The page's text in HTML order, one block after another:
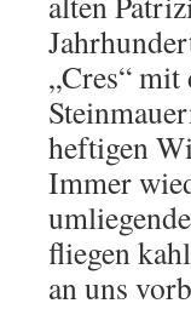
„Cres“
heftigen
Immer
fliegen
an uns